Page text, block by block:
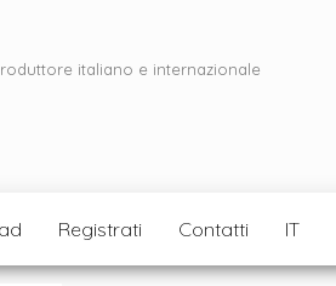
italiano e internazionale
Registrati Contatti IT